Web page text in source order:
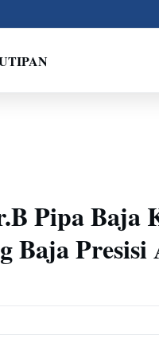
Pipa Baja
Baja